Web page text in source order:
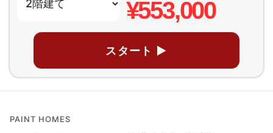
¥553,000
スタート ▶
PAINT HOMES